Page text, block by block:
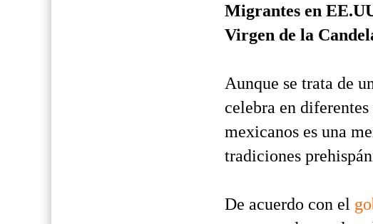
Migrantes en
Virgen de la
Aunque se trata de
celebra en
mexicanos es una
tradiciones
De acuerdo con el